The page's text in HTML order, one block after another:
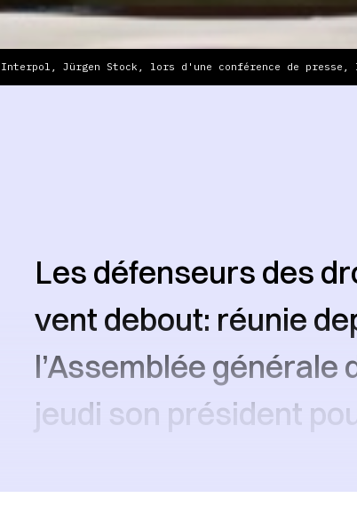
Jürgen Stock, lors d'une conférence de presse,
Les défenseurs des
vent debout: réunie
l’Assemblée générale
jeudi son président